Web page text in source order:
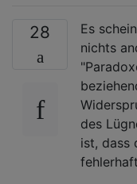
28
Es
nichts
des
ist, dass